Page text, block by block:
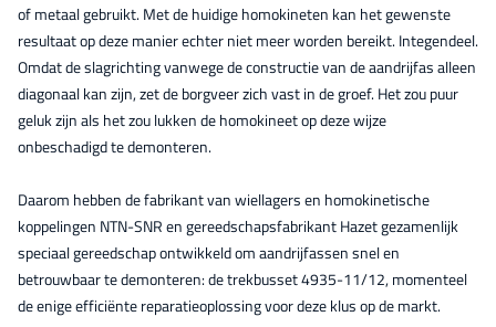
of metaal gebruikt. Met de huidige homokineten kan het gewenste
resultaat op deze manier echter niet meer worden bereikt. Integendeel.
Omdat de slagrichting vanwege de constructie van de aandrijfas alleen
diagonaal kan zijn, zet de borgveer zich vast in de groef. Het zou puur
geluk zijn als het zou lukken de homokineet op deze wijze
onbeschadigd te demonteren.
Daarom hebben de fabrikant van wiellagers en homokinetische
koppelingen NTN-SNR en gereedschapsfabrikant Hazet gezamenlijk
speciaal gereedschap ontwikkeld om aandrijfassen snel en
betrouwbaar te demonteren: de trekbusset 4935-11/12, momenteel
de enige efficiënte reparatieoplossing voor deze klus op de markt.